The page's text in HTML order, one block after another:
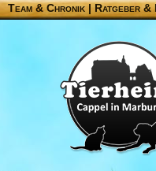
Team & Chronik |Ratgeber &